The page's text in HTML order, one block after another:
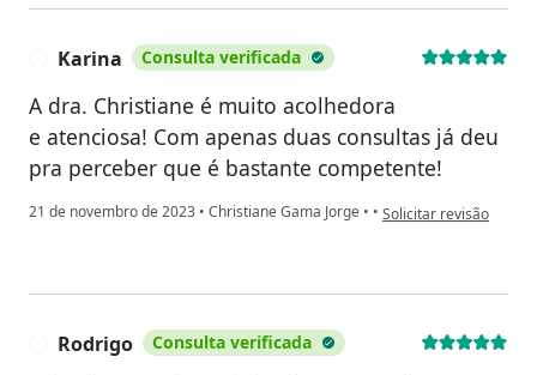
Karina Consulta verificada
A dra. Christiane é muito acolhedora
e atenciosa! Com apenas duas consultas já deu
pra perceber que é bastante competente!
21 de novembro de 2023 • Christiane Gama Jorge • • na opinião do
Solicitar revisão
Rodrigo Consulta verificada